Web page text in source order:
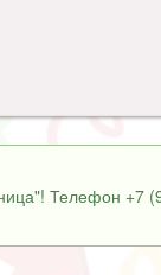
Телефон